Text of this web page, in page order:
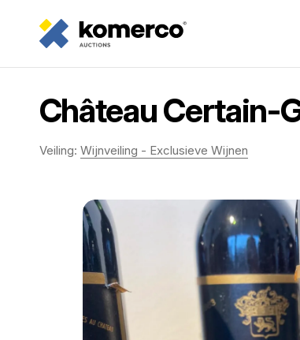
Château Certain-
Veiling: Wijnveiling - Exclusieve Wijnen